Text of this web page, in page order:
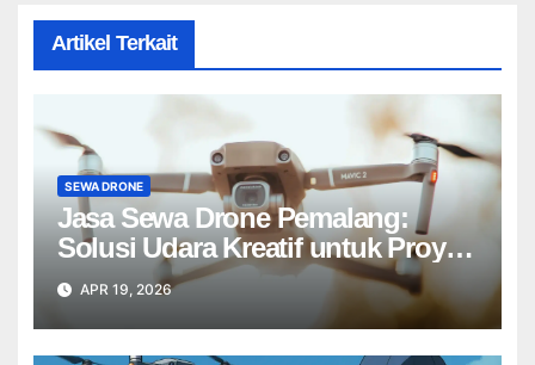
Artikel Terkait
SEWA DRONE
Jasa Sewa Drone Pemalang:
Solusi Udara Kreatif untuk Proyek
Anda Tanpa Batas】
APR 19, 2026